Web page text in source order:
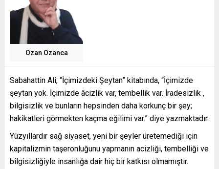
Ozan Ozanca
Sabahattin Ali, “İçimizdeki Şeytan” kitabında, “İçimizde
şeytan yok. İçimizde âcizlik var, tembellik var. İradesizlik ,
bilgisizlik ve bunların hepsinden daha korkunç bir şey;
hakikatleri görmekten kaçma eğilimi var.” diye yazmaktadır.
Yüzyıllardır sağ siyaset, yeni bir şeyler üretemediği için
kapitalizmin taşeronluğunu yapmanın acizliği, tembelliği ve
bilgisizliğiyle insanlığa dair hiç bir katkısı olmamıştır.